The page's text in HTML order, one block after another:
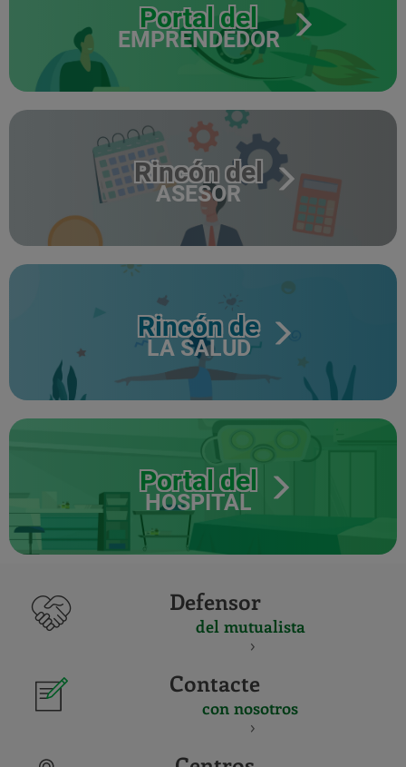
Portal del
EMPRENDEDOR
Rincón del
ASESOR
Rincón de
LA SALUD
Portal del
HOSPITAL
Defensor
del mutualista
Contacte
con nosotros